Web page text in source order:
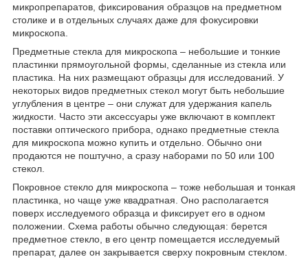
микропрепаратов, фиксирования образцов на предметном
столике и в отдельных случаях даже для фокусировки
микроскопа.
Предметные стекла для микроскопа – небольшие и тонкие
пластинки прямоугольной формы, сделанные из стекла или
пластика. На них размещают образцы для исследований. У
некоторых видов предметных стекол могут быть небольшие
углубления в центре – они служат для удержания капель
жидкости. Часто эти аксессуары уже включают в комплект
поставки оптического прибора, однако предметные стекла
для микроскопа можно купить и отдельно. Обычно они
продаются не поштучно, а сразу наборами по 50 или 100
стекол.
Покровное стекло для микроскопа – тоже небольшая и тонкая
пластинка, но чаще уже квадратная. Оно располагается
поверх исследуемого образца и фиксирует его в одном
положении. Схема работы обычно следующая: берется
предметное стекло, в его центр помещается исследуемый
препарат, далее он закрывается сверху покровным стеклом.